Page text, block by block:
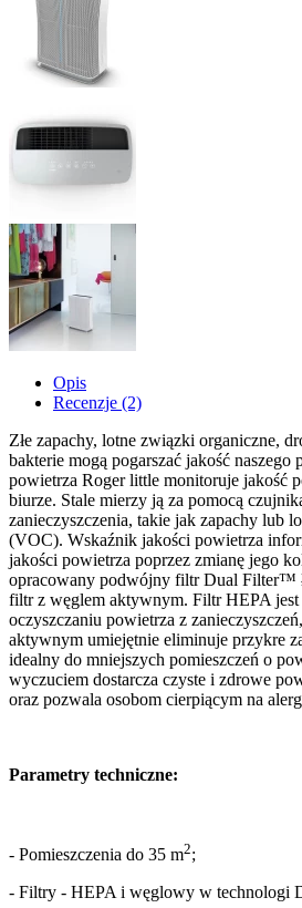
Opis
Recenzje (2)
Złe zapachy, lotne związki organiczne,
bakterie mogą pogarszać jakość naszego
powietrza Roger little monitoruje jakość
biurze. Stale mierzy ją za pomocą
zanieczyszczenia, takie jak zapachy lub
(VOC). Wskaźnik jakości powietrza
jakości powietrza poprzez zmianę jego
opracowany podwójny filtr Dual Filter™
filtr z węglem aktywnym. Filtr HEPA jest
oczyszczaniu powietrza z
aktywnym umiejętnie eliminuje przykre
idealny do mniejszych pomieszczeń o
wyczuciem dostarcza czyste i zdrowe
oraz pozwala osobom cierpiącym na
Parametry techniczne:
- Pomieszczenia do 35 m2;
- Filtry - HEPA i węglowy w technologi